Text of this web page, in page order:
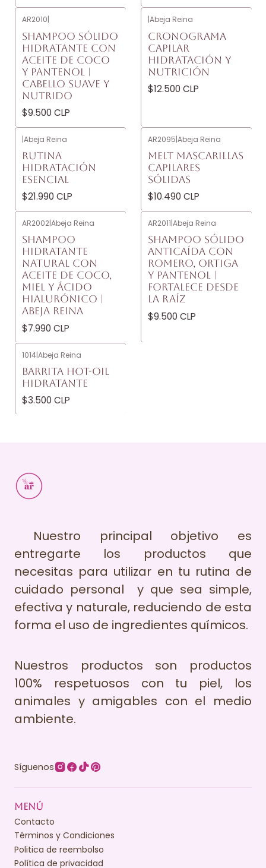
AR2010|
SHAMPOO SÓLIDO
HIDRATANTE CON
ACEITE DE COCO
Y PANTENOL |
CABELLO SUAVE Y
NUTRIDO
$9.500 CLP
|Abeja Reina
CRONOGRAMA
CAPILAR
HIDRATACIÓN Y
NUTRICIÓN
$12.500 CLP
|Abeja Reina
RUTINA
HIDRATACIÓN
ESENCIAL
$21.990 CLP
AR2095|Abeja Reina
MELT MASCARILLAS
CAPILARES
SÓLIDAS
$10.490 CLP
AR2002|Abeja Reina
SHAMPOO
HIDRATANTE
NATURAL CON
ACEITE DE COCO,
MIEL Y ÁCIDO
HIALURÓNICO |
ABEJA REINA
$7.990 CLP
AR2011|Abeja Reina
SHAMPOO SÓLIDO
ANTICAÍDA CON
ROMERO, ORTIGA
Y PANTENOL |
FORTALECE DESDE
LA RAÍZ
$9.500 CLP
1014|Abeja Reina
BARRITA HOT-OIL
HIDRATANTE
$3.500 CLP
Nuestro principal objetivo es
entregarte los productos que
necesitas para utilizar en tu rutina de
cuidado personal y que sea simple,
efectiva y naturale, reduciendo de esta
forma el uso de ingredientes químicos.
Nuestros productos son productos
100% respetuosos con tu piel, los
animales y amigables con el medio
ambiente.
Síguenos
MENÚ
Contacto
Términos y Condiciones
Politica de reembolso
Política de privacidad